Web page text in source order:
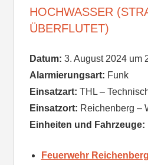
HOCHWASSER
BERFLUTET)
Datum: 3. August 2024 um
Alarmierungsart: Funk
Einsatzart: THL –
Einsatzort: Reichenberg –
Einheiten und Fahrzeuge:
Feuerwehr Reichenberg